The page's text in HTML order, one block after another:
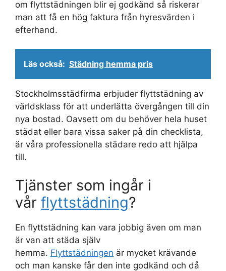
om flyttstädningen blir ej godkänd så riskerar
man att få en hög faktura från hyresvärden i
efterhand.
Läs också: Städning hemma pris
Stockholmsstädfirma erbjuder flyttstädning av
världsklass för att underlätta övergången till din
nya bostad. Oavsett om du behöver hela huset
städat eller bara vissa saker på din checklista,
är våra professionella städare redo att hjälpa
till.
Tjänster som ingår i
vår flyttstädning?
En flyttstädning kan vara jobbig även om man
är van att städa själv
hemma. Flyttstädningen är mycket krävande
och man kanske får den inte godkänd och då